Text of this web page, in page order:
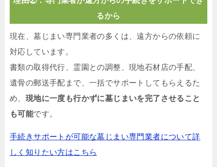
るから
現在、墓じまい専門業者の多くは、遠方からの依頼に
対応しています。
書類の取得代行、霊園との調整、現地石材店の手配、
遺骨の郵送手配まで、一括でサポートしてもらえるた
め、 現地に一度も行かずに墓じまいを完了させること
も可能です。
手続きサポートが可能な墓じまい専門業者について詳
しく知りたい方はこちら